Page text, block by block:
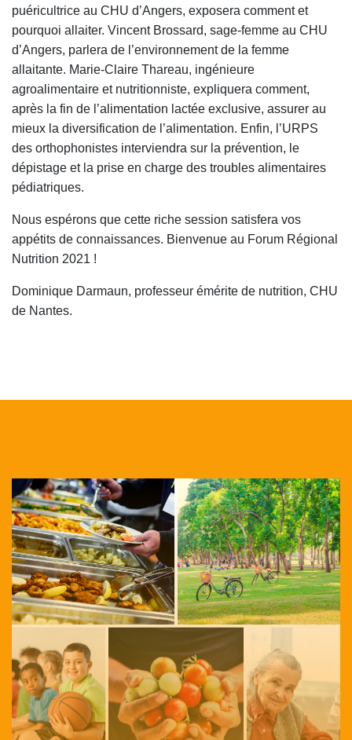
puéricultrice au CHU d’Angers, exposera comment et
pourquoi allaiter. Vincent Brossard, sage-femme au CHU
d’Angers, parlera de l’environnement de la femme
allaitante. Marie-Claire Thareau, ingénieure
agroalimentaire et nutritionniste, expliquera comment,
après la fin de l’alimentation lactée exclusive, assurer au
mieux la diversification de l’alimentation. Enfin, l’URPS
des orthophonistes interviendra sur la prévention, le
dépistage et la prise en charge des troubles alimentaires
pédiatriques.
Nous espérons que cette riche session satisfera vos
appétits de connaissances. Bienvenue au Forum Régional
Nutrition 2021 !
Dominique Darmaun, professeur émérite de nutrition, CHU
de Nantes.